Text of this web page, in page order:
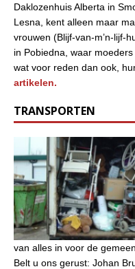
Daklozenhuis Alberta in
Lesna, kent alleen maar
vrouwen (Blijf-van-m’n-lijf-
in Pobiedna, waar
wat voor reden dan ook,
artikelen.
TRANSPORTEN
van alles in voor de
Belt u ons gerust: Johan